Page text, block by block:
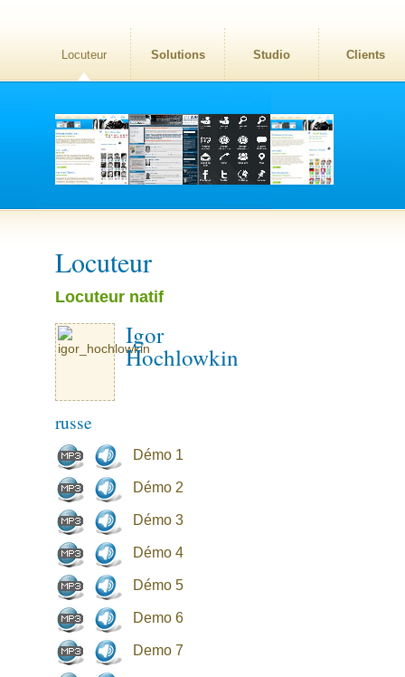
Locuteur Solutions Studio Clients
Locuteur
Locuteur natif
Igor
Hochlowkin
russe
Démo 1
Démo 2
Démo 3
Démo 4
Démo 5
Demo 6
Demo 7